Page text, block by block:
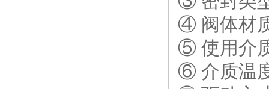
④ 阀体材
⑤ 使用介
⑥ 介质温